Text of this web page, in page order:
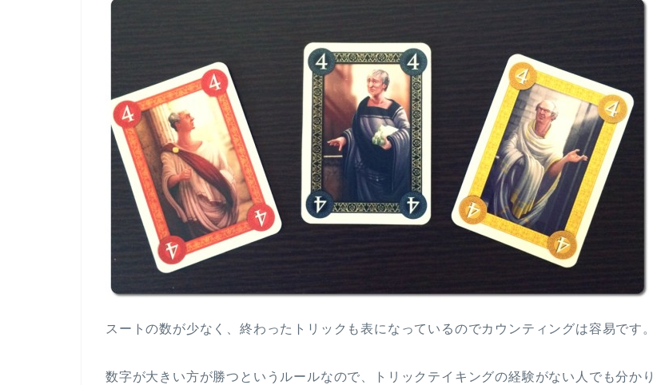
スートの数が少なく、終わったトリックも表になっているのでカウンティングは容易です。
数字が大きい方が勝つというルールなので、トリックテイキングの経験がない人でも分かり